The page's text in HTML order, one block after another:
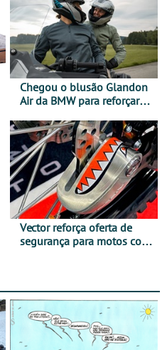
Chegou o blusão Glandon
Air da BMW para reforçar
verão
Vector reforça oferta de
segurança para motos com